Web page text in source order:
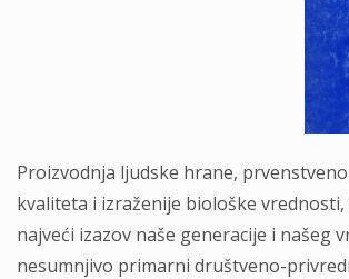
Proizvodnja ljudske hrane,
kvaliteta i izraženije biološke
najveći izazov naše generacije i našeg
nesumnjivo primarni društveno-